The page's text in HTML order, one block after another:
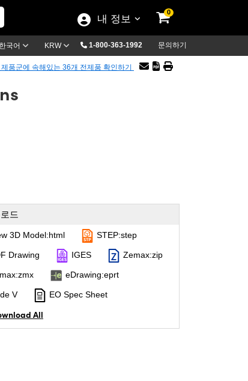
내 정보
0
한국어 KRW 1-800-363-1992 문의하기
제품군에 속해있는 36개 전제품 확인하기
드
3D Model:html STEP:step
Drawing IGES Zemax:zip
eDrawing:eprt
V EO Spec Sheet
All